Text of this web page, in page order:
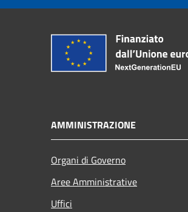
AMMINISTRAZIONE
Organi di Governo
Aree Amministrative
Uffici